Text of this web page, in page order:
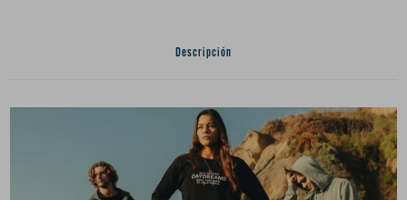
Descripción